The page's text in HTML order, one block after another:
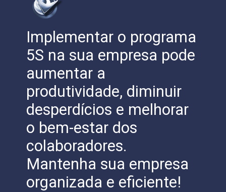
Implementar o programa
5S na sua empresa pode
aumentar a
produtividade, diminuir
desperdícios e melhorar
o bem-estar dos
colaboradores.
Mantenha sua empresa
organizada e eficiente!